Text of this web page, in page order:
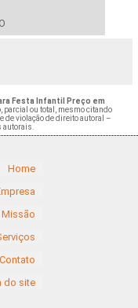
Festa Infantil Preço em
parcial ou total, mesmo citando
de violação de direito autoral –
autorais.
Home
Missão
Contato
do site